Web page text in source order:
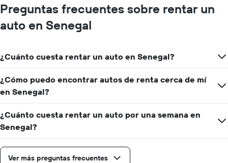
Preguntas frecuentes sobre rentar un
auto en Senegal
¿Cuánto cuesta rentar un auto en Senegal?
¿Cómo puedo encontrar autos de renta cerca de mí
en Senegal?
¿Cuánto cuesta rentar un auto por una semana en
Senegal?
Ver más preguntas frecuentes